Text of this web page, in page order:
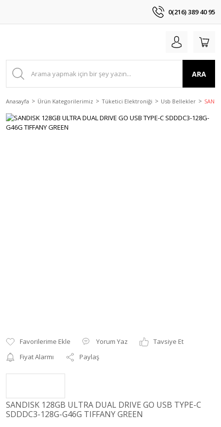
0(216) 389 40 95
ARA
Anasayfa Ürün Kategorilerimiz Tüketici Elektroniği Usb Bellekler
Yorum Yaz
Tavsiye Et
Fiyat Alarmı
Paylaş
SANDISK 128GB ULTRA DUAL DRIVE GO USB TYPE-C
SDDDC3-128G-G46G TIFFANY GREEN